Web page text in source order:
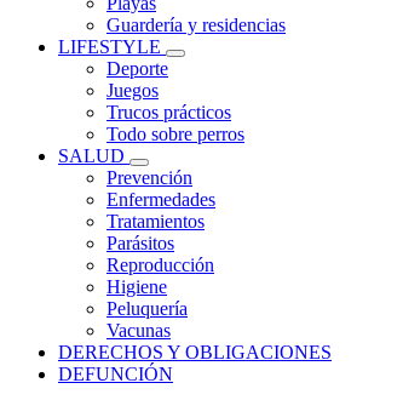
Guardería y residencias
LIFESTYLE
Deporte
Juegos
Trucos prácticos
Todo sobre perros
SALUD
Prevención
Enfermedades
Tratamientos
Parásitos
Reproducción
Higiene
Peluquería
Vacunas
DERECHOS Y OBLIGACIONES
DEFUNCIÓN